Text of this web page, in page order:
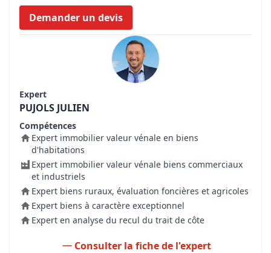
Demander un devis
Expert
PUJOLS JULIEN
Compétences
Expert immobilier valeur vénale en biens
d'habitations
Expert immobilier valeur vénale biens commerciaux
et industriels
Expert biens ruraux, évaluation foncières et agricoles
Expert biens à caractère exceptionnel
Expert en analyse du recul du trait de côte
Consulter la fiche de l'expert